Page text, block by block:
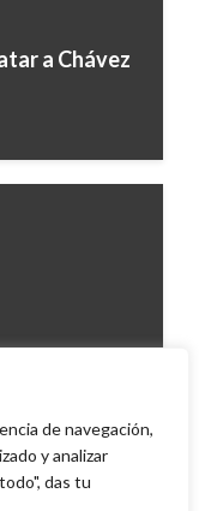
de navegación,
y analizar
das tu
a Chávez
con las